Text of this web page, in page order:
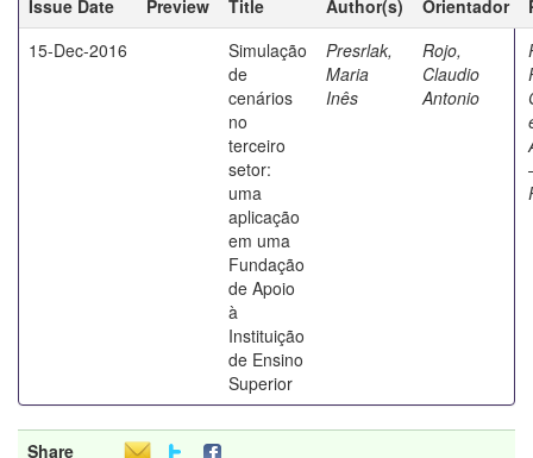
Issue Date
Preview Title Author(s) Orientador
15-Dec-2016
Simulação
de
cenários
no
terceiro
setor:
uma
aplicação
em uma
Fundação
de Apoio
à
Instituição
de Ensino
Superior
Presrlak,
Maria
Inês
Rojo,
Claudio
Antonio
Share